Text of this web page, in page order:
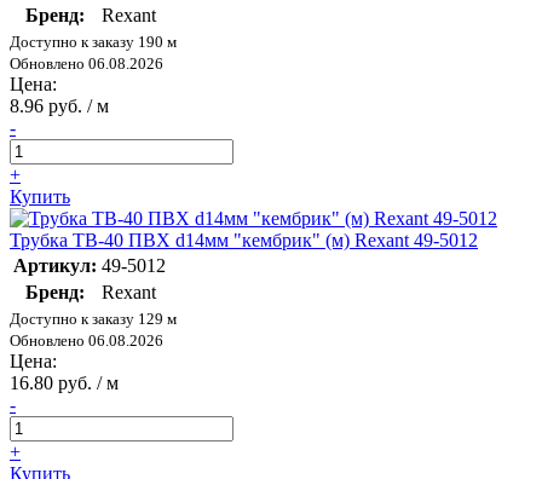
Бренд:
Rexant
Доступно к заказу 190 м
Обновлено 06.08.2026
Цена:
8.96 руб. / м
-
+
Купить
Трубка ТВ-40 ПВХ d14мм "кембрик" (м) Rexant 49-5012
Артикул: 49-5012
Бренд:
Rexant
Доступно к заказу 129 м
Обновлено 06.08.2026
Цена:
16.80 руб. / м
-
+
Купить